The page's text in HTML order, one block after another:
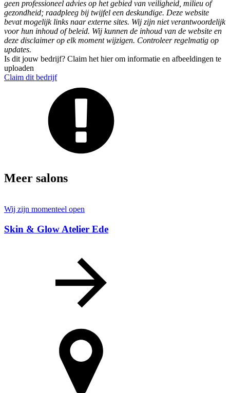
geen professioneel advies op het gebied van veiligheid, milieu of
gezondheid; raadpleeg bij twijfel een deskundige. Deze website
bevat mogelijk links naar externe sites. Wij zijn niet verantwoordelijk
voor hun inhoud of beleid. Wij kunnen de inhoud van de website en
deze disclaimer op elk moment wijzigen. Controleer regelmatig op
updates.
Is dit jouw bedrijf? Claim het hier om informatie en afbeeldingen te
uploaden
Claim dit bedrijf
Meer salons
Wij zijn momenteel open
Skin & Glow Atelier Ede